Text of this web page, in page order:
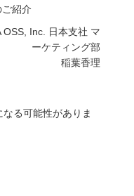
ご紹介
OSS, Inc. 日本支社 マ
ーケティング部
稲葉香理
る可能性がありま